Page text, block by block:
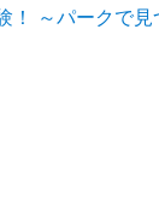
！ ～パークで